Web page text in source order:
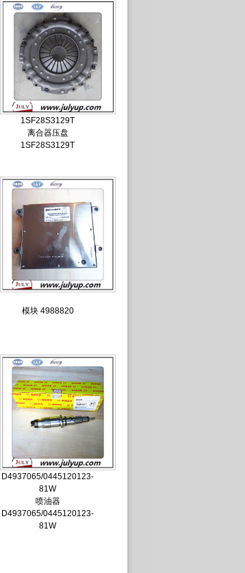
1SF28S3129T
离合器压盘
1SF28S3129T
模块 4988820
D4937065/0445120123-
81W
喷油器
D4937065/0445120123-
81W